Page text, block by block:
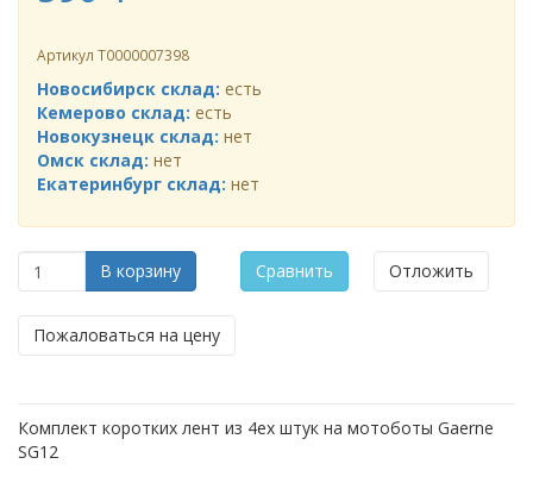
Артикул Т0000007398
Новосибирск склад: есть
Кемерово склад: есть
Новокузнецк склад: нет
Омск склад: нет
Екатеринбург склад: нет
В корзину Сравнить Отложить
Пожаловаться на цену
Комплект коротких лент из 4ех штук на мотоботы Gaerne
SG12